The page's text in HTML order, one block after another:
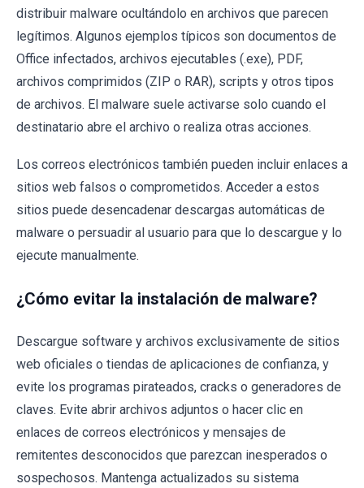
distribuir malware ocultándolo en archivos que parecen
legítimos. Algunos ejemplos típicos son documentos de
Office infectados, archivos ejecutables (.exe), PDF,
archivos comprimidos (ZIP o RAR), scripts y otros tipos
de archivos. El malware suele activarse solo cuando el
destinatario abre el archivo o realiza otras acciones.
Los correos electrónicos también pueden incluir enlaces a
sitios web falsos o comprometidos. Acceder a estos
sitios puede desencadenar descargas automáticas de
malware o persuadir al usuario para que lo descargue y lo
ejecute manualmente.
¿Cómo evitar la instalación de malware?
Descargue software y archivos exclusivamente de sitios
web oficiales o tiendas de aplicaciones de confianza, y
evite los programas pirateados, cracks o generadores de
claves. Evite abrir archivos adjuntos o hacer clic en
enlaces de correos electrónicos y mensajes de
remitentes desconocidos que parezcan inesperados o
sospechosos. Mantenga actualizados su sistema